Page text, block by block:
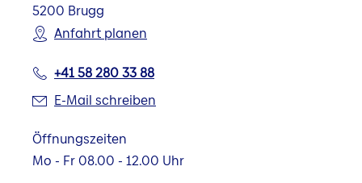
5200 Brugg
Anfahrt planen
+41 58 280 33 88
E-Mail schreiben
Öffnungszeiten
Mo - Fr 08.00 - 12.00 Uhr